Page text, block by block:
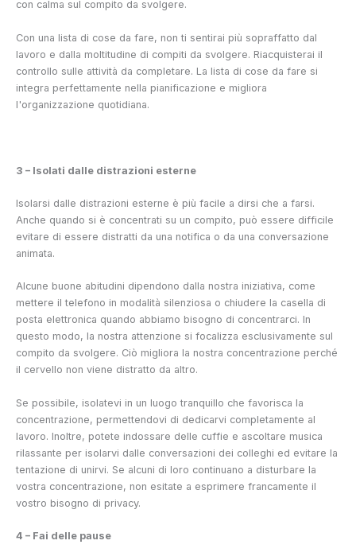
con calma sul compito da svolgere.
Con una lista di cose da fare, non ti sentirai più sopraffatto dal
lavoro e dalla moltitudine di compiti da svolgere. Riacquisterai il
controllo sulle attività da completare. La lista di cose da fare si
integra perfettamente nella pianificazione e migliora
l'organizzazione quotidiana.
3 – Isolati dalle distrazioni esterne
Isolarsi dalle distrazioni esterne è più facile a dirsi che a farsi.
Anche quando si è concentrati su un compito, può essere difficile
evitare di essere distratti da una notifica o da una conversazione
animata.
Alcune buone abitudini dipendono dalla nostra iniziativa, come
mettere il telefono in modalità silenziosa o chiudere la casella di
posta elettronica quando abbiamo bisogno di concentrarci. In
questo modo, la nostra attenzione si focalizza esclusivamente sul
compito da svolgere. Ciò migliora la nostra concentrazione perché
il cervello non viene distratto da altro.
Se possibile, isolatevi in un luogo tranquillo che favorisca la
concentrazione, permettendovi di dedicarvi completamente al
lavoro. Inoltre, potete indossare delle cuffie e ascoltare musica
rilassante per isolarvi dalle conversazioni dei colleghi ed evitare la
tentazione di unirvi. Se alcuni di loro continuano a disturbare la
vostra concentrazione, non esitate a esprimere francamente il
vostro bisogno di privacy.
4 – Fai delle pause